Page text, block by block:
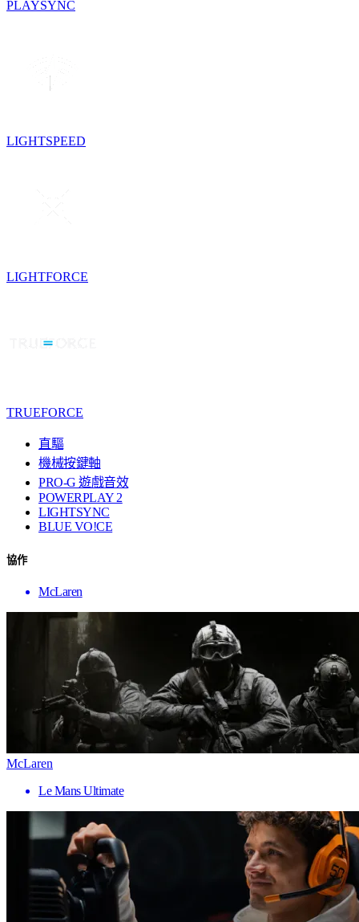
PLAYSYNC
LIGHTSPEED
LIGHTFORCE
TRUEFORCE
直驅
機械按鍵軸
PRO-G 遊戲音效
POWERPLAY 2
LIGHTSYNC
BLUE VO!CE
協作
McLaren
McLaren
Le Mans Ultimate